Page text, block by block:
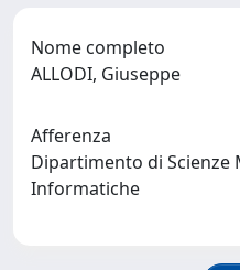
Nome completo
ALLODI, Giuseppe
Afferenza
Dipartimento di Scienze
Informatiche